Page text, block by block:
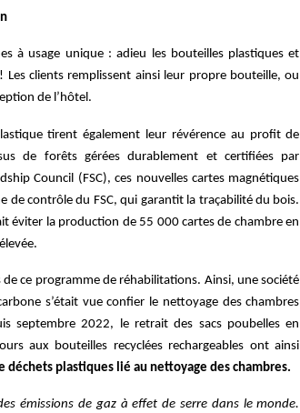
à usage unique : adieu les bouteilles plastiques et
! Les clients remplissent ainsi leur propre bouteille, ou
de l’hôtel.
tirent également leur révérence au profit de
de forêts gérées durablement et certifiées par
Council (FSC), ces nouvelles cartes magnétiques
de contrôle du FSC, qui garantit la traçabilité du bois.
éviter la production de 55 000 cartes de chambre en
ce programme de réhabilitations. Ainsi, une société
s’était vue confier le nettoyage des chambres
septembre 2022, le retrait des sacs poubelles en
aux bouteilles recyclées rechargeables ont ainsi
déchets plastiques lié au nettoyage des chambres.
émissions de gaz à effet de serre dans le monde.